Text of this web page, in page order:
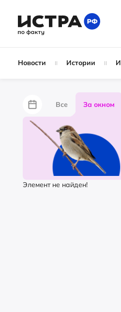
Новости Истории
Все За окном
За забором
Партнёрский
Элемент не найден!